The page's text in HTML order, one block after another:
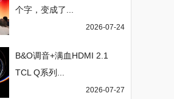
个字，变成了...
2026-07-24
B&O调音+满血HDMI 2.1
TCL Q系列...
2026-07-27